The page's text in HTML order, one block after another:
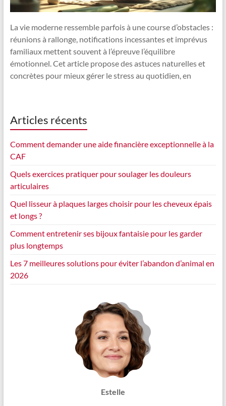
La vie moderne ressemble parfois à une course d’obstacles :
réunions à rallonge, notifications incessantes et imprévus
familiaux mettent souvent à l’épreuve l’équilibre
émotionnel. Cet article propose des astuces naturelles et
concrètes pour mieux gérer le stress au quotidien, en
Articles récents
Comment demander une aide financière exceptionnelle à la
CAF
Quels exercices pratiquer pour soulager les douleurs
articulaires
Quel lisseur à plaques larges choisir pour les cheveux épais
et longs ?
Comment entretenir ses bijoux fantaisie pour les garder
plus longtemps
Les 7 meilleures solutions pour éviter l’abandon d’animal en
2026
Estelle